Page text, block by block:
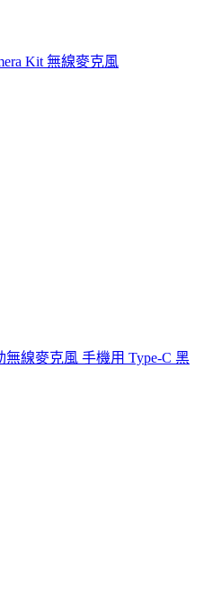
Kit 無線麥克風
無線麥克風 手機用 Type-C 黑